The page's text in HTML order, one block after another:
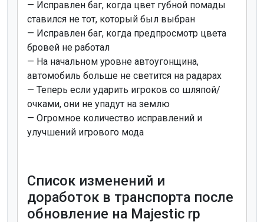
— Исправлен баг, когда цвет губной помады
ставился не тот, который был выбран
— Исправлен баг, когда предпросмотр цвета
бровей не работал
— На начальном уровне автоугонщина,
автомобиль больше не светится на радарах
— Теперь если ударить игроков со шляпой/
очками, они не упадут на землю
— Огромное количество исправлений и
улучшений игрового мода
Список изменений и
доработок в транспорта после
обновление на Majestic rp